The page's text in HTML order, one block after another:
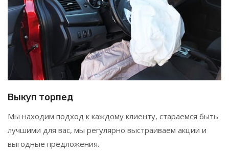
Выкуп торпед
Мы находим подход к каждому клиенту, стараемся быть
лучшими для вас, мы регулярно выстраиваем акции и
выгодные предложения.